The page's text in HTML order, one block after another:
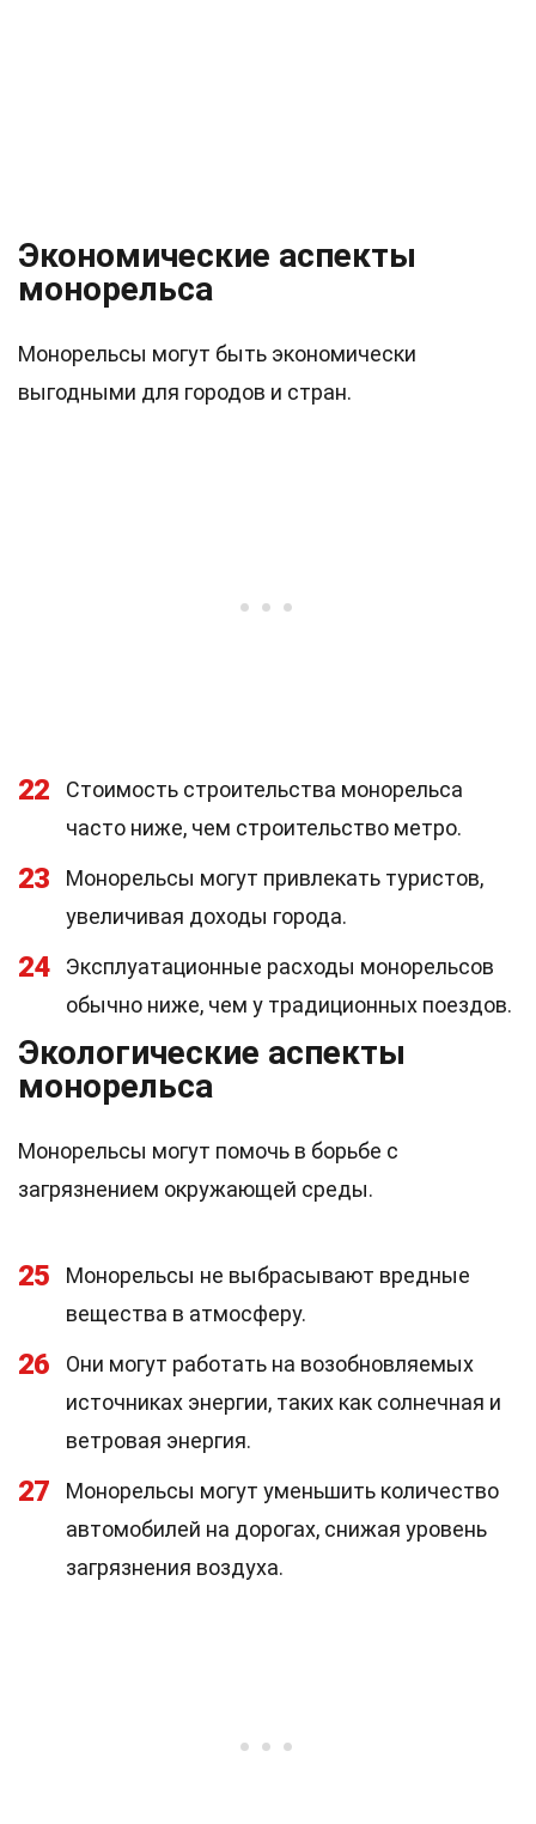
Экономические аспекты
монорельса
Монорельсы могут быть экономически
выгодными для городов и стран.
22
Стоимость строительства монорельса
часто ниже, чем строительство метро.
23
Монорельсы могут привлекать туристов,
увеличивая доходы города.
24
Эксплуатационные расходы монорельсов
обычно ниже, чем у традиционных поездов.
Экологические аспекты
монорельса
Монорельсы могут помочь в борьбе с
загрязнением окружающей среды.
25
Монорельсы не выбрасывают вредные
вещества в атмосферу.
26
Они могут работать на возобновляемых
источниках энергии, таких как солнечная и
ветровая энергия.
27
Монорельсы могут уменьшить количество
автомобилей на дорогах, снижая уровень
загрязнения воздуха.